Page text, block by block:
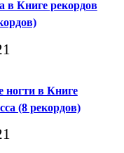
в Книге рекордов
в Книге
(8 рекордов)